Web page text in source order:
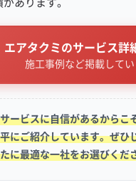
が直面する想定外
い道路が原因で業
るリスクに注意が必
が直面する、想定外
住された方から、
エアタクミのサービス詳
施工事例など掲載して
ービスに自信があるからこ
にご紹介しています。ぜひ
に最適な一社をお選びくだ